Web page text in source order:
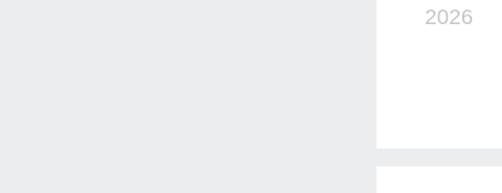
2026